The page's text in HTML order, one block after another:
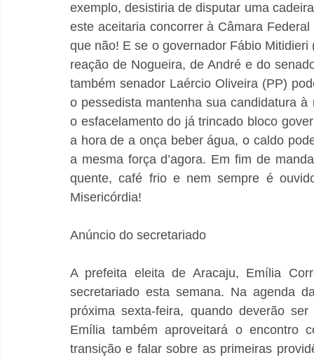
exemplo, desistiria de disputar uma
este aceitaria concorrer à Câmara
que não! E se o governador Fábio
reação de Nogueira, de André e do
também senador Laércio Oliveira (PP)
o pessedista mantenha sua candidatura
o esfacelamento do já trincado bloco
a hora de a onça beber água, o caldo
a mesma força d’agora. Em fim de
quente, café frio e nem sempre é
Misericórdia!
Anúncio do secretariado
A prefeita eleita de Aracaju, Emília
secretariado esta semana. Na agenda
próxima sexta-feira, quando deverão
Emília também aproveitará o encontro
transição e falar sobre as primeiras